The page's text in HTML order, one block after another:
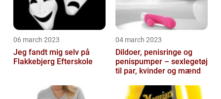
06 march 2023
Jeg fandt mig selv på
Flakkebjerg Efterskole
04 march 2023
Dildoer, penisringe og
penispumper – sexlegetøj
til par, kvinder og mænd